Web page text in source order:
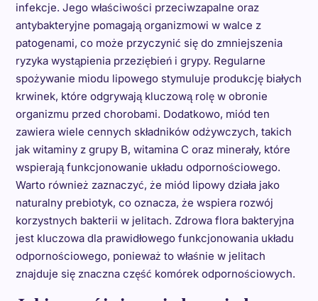
infekcje. Jego właściwości przeciwzapalne oraz
antybakteryjne pomagają organizmowi w walce z
patogenami, co może przyczynić się do zmniejszenia
ryzyka wystąpienia przeziębień i grypy. Regularne
spożywanie miodu lipowego stymuluje produkcję białych
krwinek, które odgrywają kluczową rolę w obronie
organizmu przed chorobami. Dodatkowo, miód ten
zawiera wiele cennych składników odżywczych, takich
jak witaminy z grupy B, witamina C oraz minerały, które
wspierają funkcjonowanie układu odpornościowego.
Warto również zaznaczyć, że miód lipowy działa jako
naturalny prebiotyk, co oznacza, że wspiera rozwój
korzystnych bakterii w jelitach. Zdrowa flora bakteryjna
jest kluczowa dla prawidłowego funkcjonowania układu
odpornościowego, ponieważ to właśnie w jelitach
znajduje się znaczna część komórek odpornościowych.